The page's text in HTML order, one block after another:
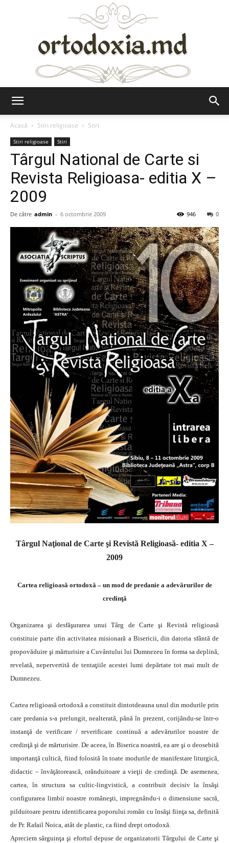
Acasă
Stiri religioase Stiri
Stiri religioase Stiri
Târgul National de Carte si
Revista Religioasa- editia X –
2009
De către admin - 6 octombrie 2009 0
946
Târgul Naţional de Carte şi Revistă Religioasă- editia X –
2009
Cartea religioasă ortodoxă – un mod de predanie a adevărurilor de
credinţă
Organizarea şi desfăşurarea unui Târg de Carte şi Revistă religioasă
constituie parte din activitatea misionară a Bisericii, din datoria sfântă de
propovăduire şi mărturisire a Cuvântului lui Dumnezeu în forma sa deplină,
revelată, nepervertită de tentaţiile acestei lumi depărtate tot mai mult de
Dumnezeu.
Cartea religioasă ortodoxă a constituit dintotdeauna unul din modurile prin
care predania s-a prelungit, nealterată, până în prezent, corijându-se într-o
instanţă de verificare / reverificare continuă a adevărurilor noastre de
credinţă şi de mărturisire. De aceea, în Biserica noastră, ea are şi o deosebită
importanţă cultică, fiind folosită în toate modurile de manifestare liturgică,
didactic – învăţătorească, orânduitoare a vieţii de credinţă. De asemenea,
cartea, în structura sa cultic-lingvistică, a contribuit decisiv la însăşi
configurarea limbii noastre româneşti, impregnându-i o dimensiune sacră,
pilduitoare pentru identificarea poporului român cu însăşi fiinţa sa, definită
de Pr. Rafail Noica, atât de plastic, ca fiind drept ortodoxă.
Apreciem sârguinţa şi efortul depuse de organizatorii Târgului de Carte şi